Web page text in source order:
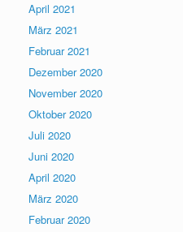
April 2021
März 2021
Februar 2021
Dezember 2020
November 2020
Oktober 2020
Juli 2020
Juni 2020
April 2020
März 2020
Februar 2020